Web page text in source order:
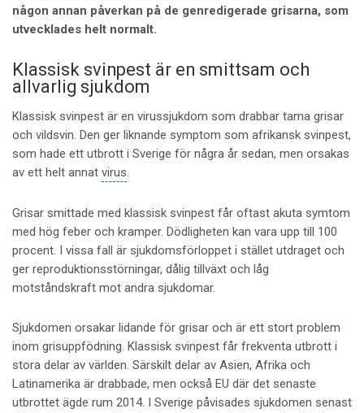
någon annan påverkan på de genredigerade grisarna, som
utvecklades helt normalt.
Klassisk svinpest är en smittsam och
allvarlig sjukdom
Klassisk svinpest är en virussjukdom som drabbar tama grisar
och vildsvin. Den ger liknande symptom som afrikansk svinpest,
som hade ett utbrott i Sverige för några år sedan, men orsakas
av ett helt annat virus.
Grisar smittade med klassisk svinpest får oftast akuta symtom
med hög feber och kramper. Dödligheten kan vara upp till 100
procent. I vissa fall är sjukdomsförloppet i stället utdraget och
ger reproduktionsstörningar, dålig tillväxt och låg
motståndskraft mot andra sjukdomar.
Sjukdomen orsakar lidande för grisar och är ett stort problem
inom grisuppfödning. Klassisk svinpest får frekventa utbrott i
stora delar av världen. Särskilt delar av Asien, Afrika och
Latinamerika är drabbade, men också EU där det senaste
utbrottet ägde rum 2014. I Sverige påvisades sjukdomen senast